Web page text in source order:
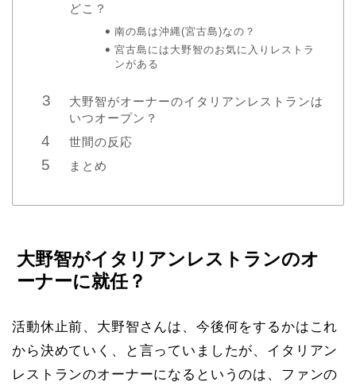
どこ？
南の島は沖縄(宮古島)なの？
宮古島には大野智のお気に入りレストラ
ンがある
大野智がオーナーのイタリアンレストランは
いつオープン？
世間の反応
まとめ
大野智がイタリアンレストランのオ
ーナーに就任？
活動休止前、大野智さんは、今後何をするかはこれ
から決めていく、と言っていましたが、イタリアン
レストランのオーナーになるというのは、ファンの